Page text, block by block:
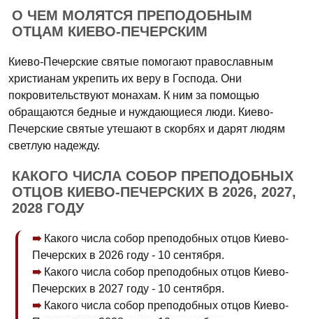
О ЧЕМ МОЛЯТСЯ ПРЕПОДОБНЫМ
ОТЦАМ КИЕВО-ПЕЧЕРСКИМ
Киево-Печерские святые помогают православным
христианам укрепить их веру в Господа. Они
покровительствуют монахам. К ним за помощью
обращаются бедные и нуждающиеся люди. Киево-
Печерские святые утешают в скорбях и дарят людям
светлую надежду.
КАКОГО ЧИСЛА СОБОР ПРЕПОДОБНЫХ
ОТЦОВ КИЕВО-ПЕЧЕРСКИХ В 2026, 2027,
2028 ГОДУ
Какого числа собор преподобных отцов Киево-
Печерских в 2026 году - 10 сентября.
Какого числа собор преподобных отцов Киево-
Печерских в 2027 году - 10 сентября.
Какого числа собор преподобных отцов Киево-